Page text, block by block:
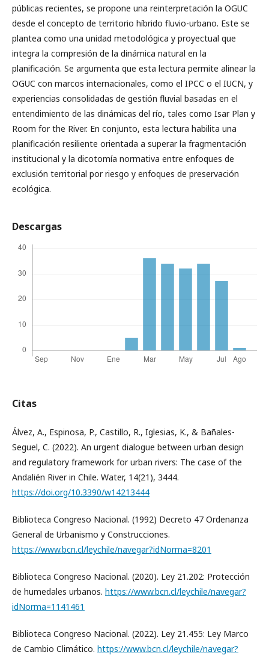
públicas recientes, se propone una reinterpretación la OGUC
desde el concepto de territorio híbrido fluvio-urbano. Este se
plantea como una unidad metodológica y proyectual que
integra la compresión de la dinámica natural en la
planificación. Se argumenta que esta lectura permite alinear la
OGUC con marcos internacionales, como el IPCC o el IUCN, y
experiencias consolidadas de gestión fluvial basadas en el
entendimiento de las dinámicas del río, tales como Isar Plan y
Room for the River. En conjunto, esta lectura habilita una
planificación resiliente orientada a superar la fragmentación
institucional y la dicotomía normativa entre enfoques de
exclusión territorial por riesgo y enfoques de preservación
ecológica.
Descargas
Citas
Álvez, A., Espinosa, P., Castillo, R., Iglesias, K., & Bañales-
Seguel, C. (2022). An urgent dialogue between urban design
and regulatory framework for urban rivers: The case of the
Andalién River in Chile. Water, 14(21), 3444.
https://doi.org/10.3390/w14213444
Biblioteca Congreso Nacional. (1992) Decreto 47 Ordenanza
General de Urbanismo y Construcciones.
https://www.bcn.cl/leychile/navegar?idNorma=8201
Biblioteca Congreso Nacional. (2020). Ley 21.202: Protección
de humedales urbanos. https://www.bcn.cl/leychile/navegar?
idNorma=1141461
Biblioteca Congreso Nacional. (2022). Ley 21.455: Ley Marco
de Cambio Climático. https://www.bcn.cl/leychile/navegar?